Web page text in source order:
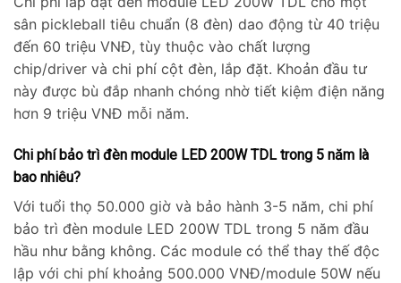
sân pickleball tiêu chuẩn (8 đèn) dao động từ 40 triệu
đến 60 triệu VNĐ, tùy thuộc vào chất lượng
chip/driver và chi phí cột đèn, lắp đặt. Khoản đầu tư
này được bù đắp nhanh chóng nhờ tiết kiệm điện năng
hơn 9 triệu VNĐ mỗi năm.
Chi phí bảo trì đèn module LED 200W TDL trong 5 năm là
bao nhiêu?
Với tuổi thọ 50.000 giờ và bảo hành 3-5 năm, chi phí
bảo trì đèn module LED 200W TDL trong 5 năm đầu
hầu như bằng không. Các module có thể thay thế độc
lập với chi phí khoảng 500.000 VNĐ/module 50W nếu